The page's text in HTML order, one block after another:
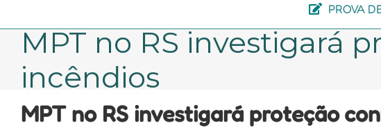
PROVA
MPT no RS investigará
incêndios
MPT no RS investigará proteção